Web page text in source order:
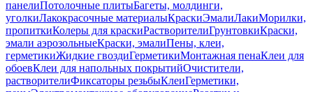
панелиПотолочные плитыБагеты, молдинги,
уголкиЛакокрасочные материалыКраскиЭмалиЛакиМорилки,
пропиткиКолеры для краскиРастворителиГрунтовкиКраски,
эмали аэрозольныеКраски, эмалиПены, клеи,
герметикиЖидкие гвоздиГерметикиМонтажная пенаКлеи для
обоевКлеи для напольных покрытийОчистители,
растворителиФиксаторы резьбыКлеиГерметики,